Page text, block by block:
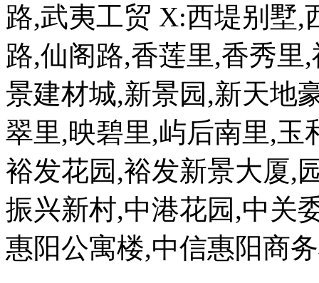
路,武夷工贸 X:西堤别墅,
路,仙阁路,香莲里,香秀里
景建材城,新景园,新天地
翠里,映碧里,屿后南里,玉
裕发花园,裕发新景大厦,
振兴新村,中港花园,中关
惠阳公寓楼,中信惠阳商